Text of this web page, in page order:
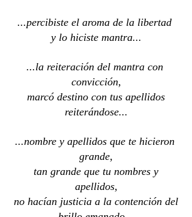
...percibiste el aroma de la libertad
y lo hiciste mantra...
...la reiteración del mantra con
convicción,
reiterándose...
...nombre y apellidos que te hicieron
grande,
apellidos,